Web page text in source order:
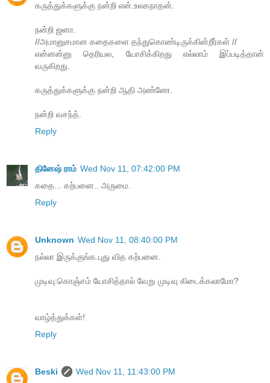
கருத்துக்களுக்கு நன்றி என்.உலகநாதன்.
நன்றி ஜனா.
//அமானுசமான கதைகளை தந்துகொண்டிருக்கின்றீர்கள் //
என்னன்னு தெரியல, யோசிக்கிறது எல்லாம் இப்படித்தான்
வருகிறது.
கருத்துக்களுக்கு நன்றி ஆதி அண்ணே.
நன்றி வசந்த்.
Reply
தினேஷ் ராம் Wed Nov 11, 07:42:00 PM
கதை... கற்பனை.. அருமை.
Reply
Unknown Wed Nov 11, 08:40:00 PM
நல்லா இருக்குங்க.புது வித கற்பனை.
முடிவு:கொஞ்சம் யோசித்தால் வேறு முடிவு கிடைக்கலாமோ?
வாழ்த்துக்கள்!
Reply
Beski
Wed Nov 11, 11:43:00 PM